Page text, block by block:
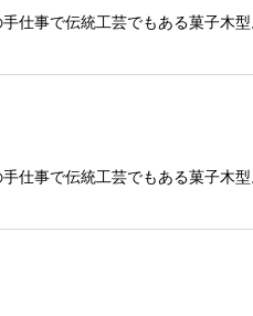
仕事で伝統工芸でもある菓子木
仕事で伝統工芸でもある菓子木